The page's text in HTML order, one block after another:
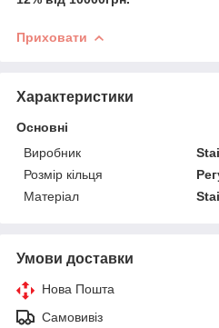
Приховати
Характеристики
Основні
Виробник
Розмір кільця
Матеріал
Умови доставки
Нова Пошта
Самовивіз